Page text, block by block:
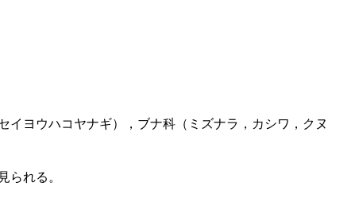
ヨウハコヤナギ），ブナ科（ミズナラ，カシワ，クヌ
られる。